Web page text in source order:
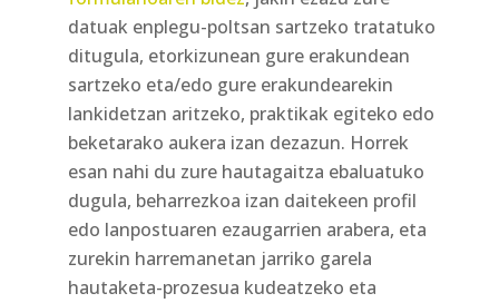
datuak enplegu-poltsan sartzeko tratatuko
ditugula, etorkizunean gure erakundean
sartzeko eta/edo gure erakundearekin
lankidetzan aritzeko, praktikak egiteko edo
beketarako aukera izan dezazun. Horrek
esan nahi du zure hautagaitza ebaluatuko
dugula, beharrezkoa izan daitekeen profil
edo lanpostuaren ezaugarrien arabera, eta
zurekin harremanetan jarriko garela
hautaketa-prozesua kudeatzeko eta